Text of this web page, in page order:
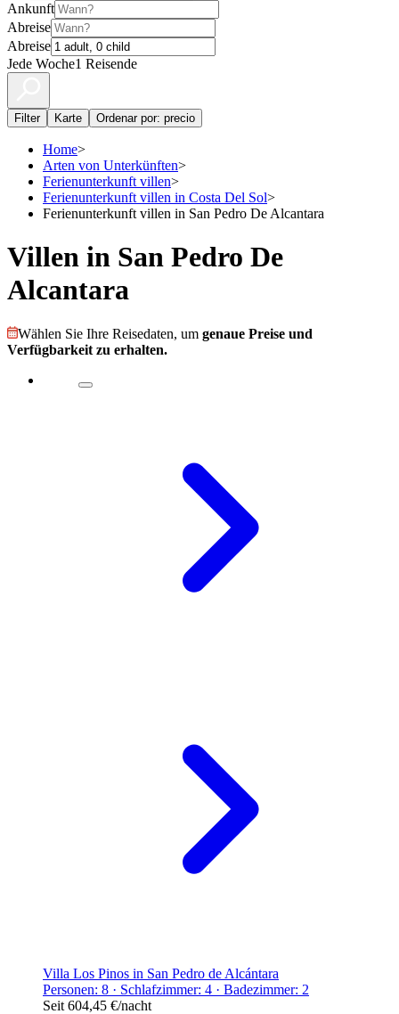
Ankunft
Abreise
Abreise
Jede Woche1 Reisende
Filter Karte Ordenar por: precio
Home>
Arten von Unterkünften>
Ferienunterkunft villen>
Ferienunterkunft villen in Costa Del Sol>
Ferienunterkunft villen in San Pedro De Alcantara
Villen in San Pedro De
Alcantara
Wählen Sie Ihre Reisedaten, um genaue Preise und
Verfügbarkeit zu erhalten.
Villa Los Pinos in San Pedro de Alcántara
Personen: 8 · Schlafzimmer: 4 · Badezimmer: 2
Seit 604,45 €/nacht